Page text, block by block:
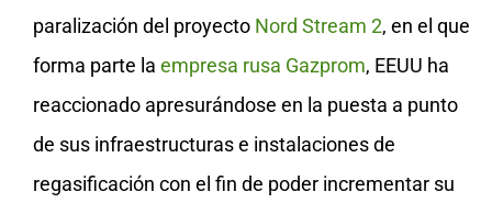
paralización del proyecto Nord Stream 2, en el que
forma parte la empresa rusa Gazprom, EEUU ha
reaccionado apresurándose en la puesta a punto
de sus infraestructuras e instalaciones de
regasificación con el fin de poder incrementar su